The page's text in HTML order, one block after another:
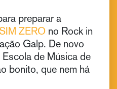
preparar a
ZERO no Rock in
Galp. De novo
de Música de
bonito, que nem há